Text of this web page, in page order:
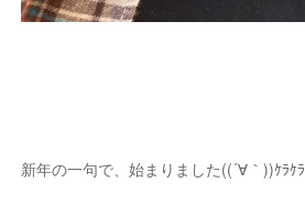
新年の一句で、始まりました((´∀｀))ｹﾗｹﾗ